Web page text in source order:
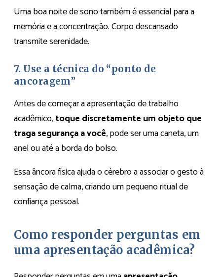
Uma boa noite de sono também é essencial para a
memória e a concentração. Corpo descansado
transmite serenidade.
7. Use a técnica do “ponto de
ancoragem”
Antes de começar a apresentação de trabalho
acadêmico,toque discretamente um objeto que
traga segurança a você, pode ser uma caneta, um
anel ou até a borda do bolso.
Essa âncora física ajuda o cérebro a associar o gesto à
sensação de calma, criando um pequeno ritual de
confiança pessoal.
Como responder perguntas em
uma apresentação acadêmica?